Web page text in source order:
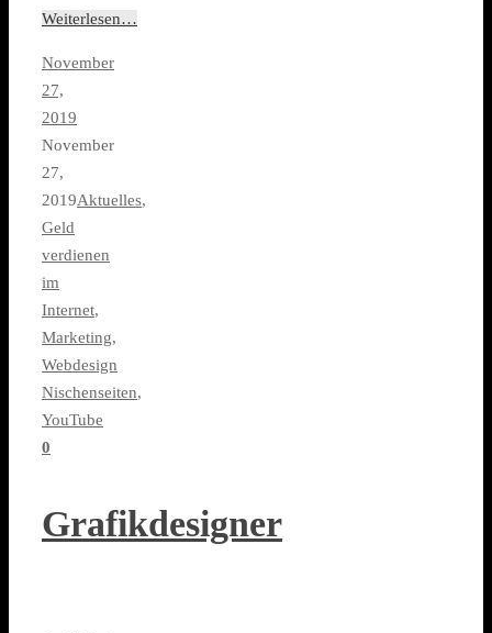
Weiterlesen…
November
27,
2019
November
27,
2019Aktuelles,
Geld
verdienen
im
Internet,
Marketing,
Webdesign
Nischenseiten,
YouTube
0
Grafikdesigner